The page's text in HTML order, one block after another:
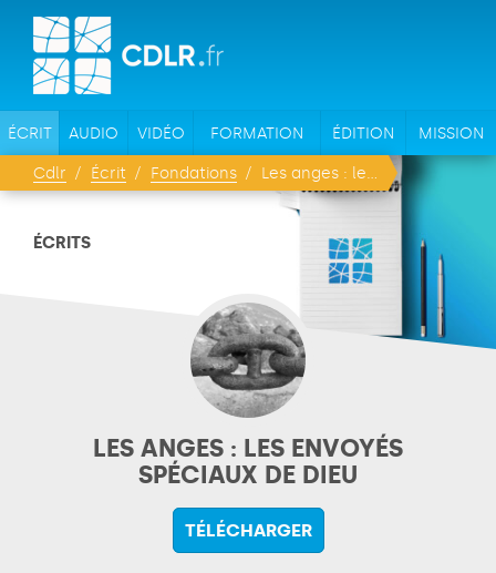
ÉCRIT AUDIO VIDÉO FORMATION ÉDITION MISSION
Cdlr Écrit Fondations Les anges : les envoyés spéciaux de Dieu
ÉCRITS
LES ANGES : LES ENVOYÉS
SPÉCIAUX DE DIEU
TÉLÉCHARGER